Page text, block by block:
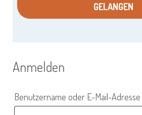
GELANGEN
Anmelden
Benutzername oder E-Mail-Adresse